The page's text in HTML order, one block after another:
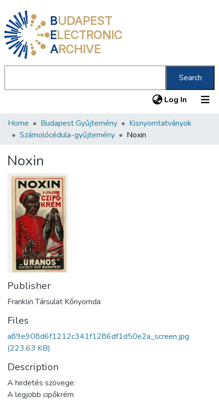
BUDAPEST
ELECTRONIC
ARCHIVE
Search
Log In (current)
Communities & Collections
Statistics
About us
Home Budapest Gyűjtemény
Kisnyomtatványok
Számolócédula-gyűjtemény
Noxin
Noxin
Publisher
Franklin Társulat Kőnyomda
Files
a89e908d6f1212c341f1286df1d50e2a_screen.jpg
(223.63 KB)
Description
A hirdetés szövege:
A legjobb cipőkrém